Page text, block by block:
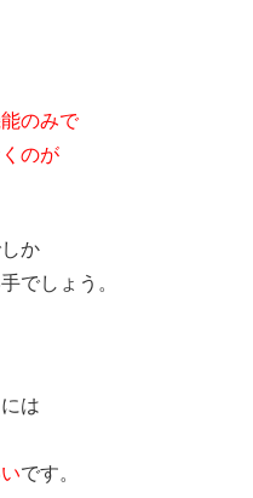
のみで
のが
か
でしょう。
は
です。